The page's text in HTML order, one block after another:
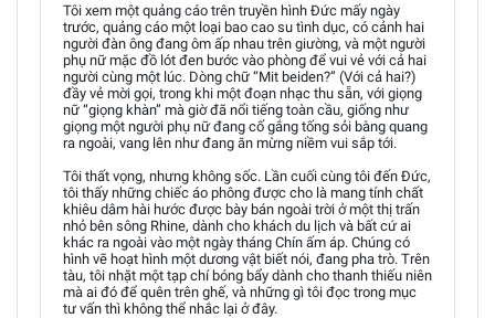
Tôi xem một quảng cáo trên truyền hình Đức mấy ngày
trước, quảng cáo một loại bao cao su tình dục, có cảnh hai
người đàn ông đang ôm ấp nhau trên giường, và một người
phụ nữ mặc đồ lót đen bước vào phòng để vui vẻ với cả hai
người cùng một lúc. Dòng chữ “Mit beiden?” (Với cả hai?)
đầy vẻ mời gọi, trong khi một đoạn nhạc thu sẵn, với giọng
nữ “giọng khàn” mà giờ đã nổi tiếng toàn cầu, giống như
giọng một người phụ nữ đang cố gắng tống sỏi bàng quang
ra ngoài, vang lên như đang ăn mừng niềm vui sắp tới.
Tôi thất vọng, nhưng không sốc. Lần cuối cùng tôi đến Đức,
tôi thấy những chiếc áo phông được cho là mang tính chất
khiêu dâm hài hước được bày bán ngoài trời ở một thị trấn
nhỏ bên sông Rhine, dành cho khách du lịch và bất cứ ai
khác ra ngoài vào một ngày tháng Chín ấm áp. Chúng có
hình vẽ hoạt hình một dương vật biết nói, đang pha trò. Trên
tàu, tôi nhặt một tạp chí bóng bẩy dành cho thanh thiếu niên
mà ai đó để quên trên ghế, và những gì tôi đọc trong mục
tư vấn thì không thể nhắc lại ở đây.